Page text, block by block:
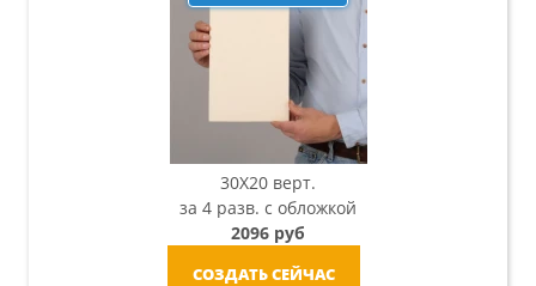
30X20 верт.
за 4 разв. с обложкой
2096 руб
СОЗДАТЬ СЕЙЧАС